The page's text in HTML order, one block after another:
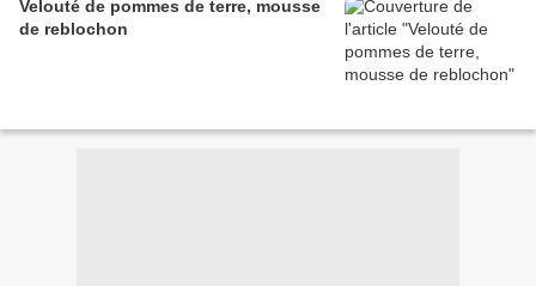
Velouté de pommes de terre, mousse
de reblochon